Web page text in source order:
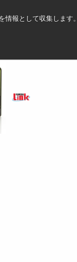
報として収集しま